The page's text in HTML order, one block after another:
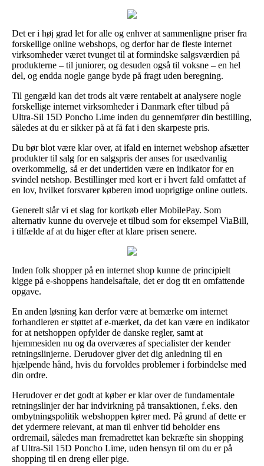
Det er i høj grad let for alle og enhver at sammenligne priser fra
forskellige online webshops, og derfor har de fleste internet
virksomheder været tvunget til at formindske salgsværdien på
produkterne – til juniorer, og desuden også til voksne – en hel
del, og endda nogle gange byde på fragt uden beregning.
Til gengæld kan det trods alt være rentabelt at analysere nogle
forskellige internet virksomheder i Danmark efter tilbud på
Ultra-Sil 15D Poncho Lime inden du gennemfører din bestilling,
således at du er sikker på at få fat i den skarpeste pris.
Du bør blot være klar over, at ifald en internet webshop afsætter
produkter til salg for en salgspris der anses for usædvanlig
overkommelig, så er det undertiden være en indikator for en
svindel netshop. Bestillinger med kort er i hvert fald omfattet af
en lov, hvilket forsvarer køberen imod uoprigtige online outlets.
Generelt slår vi et slag for kortkøb eller MobilePay. Som
alternativ kunne du overveje et tilbud som for eksempel ViaBill,
i tilfælde af at du higer efter at klare prisen senere.
Inden folk shopper på en internet shop kunne de principielt
kigge på e-shoppens handelsaftale, det er dog tit en omfattende
opgave.
En anden løsning kan derfor være at bemærke om internet
forhandleren er støttet af e-mærket, da det kan være en indikator
for at netshoppen opfylder de danske regler, samt at
hjemmesiden nu og da overværes af specialister der kender
retningslinjerne. Derudover giver det dig anledning til en
hjælpende hånd, hvis du forvoldes problemer i forbindelse med
din ordre.
Herudover er det godt at køber er klar over de fundamentale
retningslinjer der har indvirkning på transaktionen, f.eks. den
ombytningspolitik webshoppen kører med. På grund af dette er
det ydermere relevant, at man til enhver tid beholder ens
ordremail, således man fremadrettet kan bekræfte sin shopping
af Ultra-Sil 15D Poncho Lime, uden hensyn til om du er på
shopping til en dreng eller pige.